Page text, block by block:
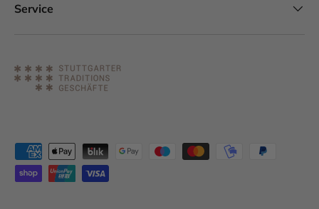
Service
Zahlungsmethoden